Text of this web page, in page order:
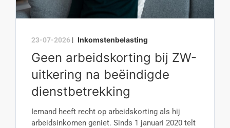
23-07-2026 | Inkomstenbelasting
Geen arbeidskorting bij ZW-
uitkering na beëindigde
dienstbetrekking
Iemand heeft recht op arbeidskorting als hij
arbeidsinkomen geniet. Sinds 1 januari 2020 telt